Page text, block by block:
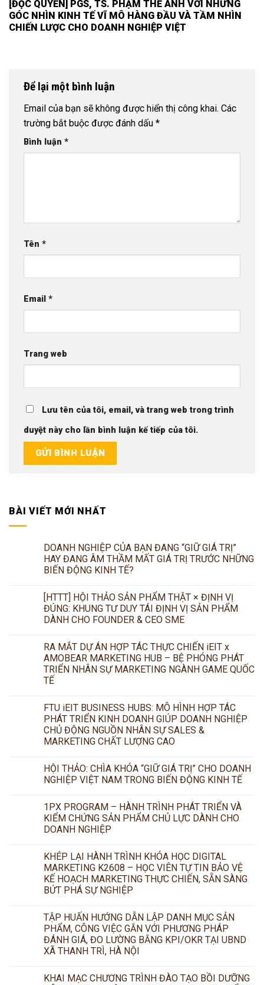
[ĐỘC QUYỀN] PGS, TS. PHẠM THẾ ANH VỚI NHỮNG
GÓC NHÌN KINH TẾ VĨ MÔ HÀNG ĐẦU VÀ TẦM NHÌN
CHIẾN LƯỢC CHO DOANH NGHIỆP VIỆT
Để lại một bình luận
Email của bạn sẽ không được hiển thị công khai. Các
trường bắt buộc được đánh dấu *
Bình luận *
Tên *
Email *
Trang web
Lưu tên của tôi, email, và trang web trong trình
duyệt này cho lần bình luận kế tiếp của tôi.
BÀI VIẾT MỚI NHẤT
DOANH NGHIỆP CỦA BẠN ĐANG “GIỮ GIÁ TRỊ”
HAY ĐANG ÂM THẦM MẤT GIÁ TRỊ TRƯỚC NHỮNG
BIẾN ĐỘNG KINH TẾ?
[HTTT] HỘI THẢO SẢN PHẨM THẬT × ĐỊNH VỊ
ĐÚNG: KHUNG TƯ DUY TÁI ĐỊNH VỊ SẢN PHẨM
DÀNH CHO FOUNDER & CEO SME
RA MẮT DỰ ÁN HỢP TÁC THỰC CHIẾN iEIT x
AMOBEAR MARKETING HUB – BỆ PHÓNG PHÁT
TRIỂN NHÂN SỰ MARKETING NGÀNH GAME QUỐC
TẾ
FTU iEIT BUSINESS HUBS: MÔ HÌNH HỢP TÁC
PHÁT TRIỂN KINH DOANH GIÚP DOANH NGHIỆP
CHỦ ĐỘNG NGUỒN NHÂN SỰ SALES &
MARKETING CHẤT LƯỢNG CAO
HỘI THẢO: CHÌA KHÓA “GIỮ GIÁ TRỊ” CHO DOANH
NGHIỆP VIỆT NAM TRONG BIẾN ĐỘNG KINH TẾ
1PX PROGRAM – HÀNH TRÌNH PHÁT TRIỂN VÀ
KIỂM CHỨNG SẢN PHẨM CHỦ LỰC DÀNH CHO
DOANH NGHIỆP
KHÉP LẠI HÀNH TRÌNH KHÓA HỌC DIGITAL
MARKETING K2608 – HỌC VIÊN TỰ TIN BẢO VỆ
KẾ HOẠCH MARKETING THỰC CHIẾN, SẴN SÀNG
BỨT PHÁ SỰ NGHIỆP
TẬP HUẤN HƯỚNG DẪN LẬP DANH MỤC SẢN
PHẨM, CÔNG VIỆC GẮN VỚI PHƯƠNG PHÁP
ĐÁNH GIÁ, ĐO LƯỜNG BẰNG KPI/OKR TẠI UBND
XÃ THANH TRÌ, HÀ NỘI
KHAI MẠC CHƯƠNG TRÌNH ĐÀO TẠO BỒI DƯỠNG